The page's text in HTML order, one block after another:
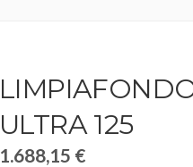
ULTRA 125
1.688,15 €